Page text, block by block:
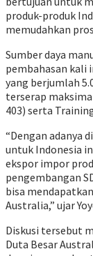
produk-produk
memudahkan
Sumber daya
pembahasan kali
yang berjumlah
terserap
403) serta
“Dengan adanya
untuk Indonesia
ekspor impor
pengembangan
bisa
Australia,” ujar
Diskusi tersebut
Duta Besar